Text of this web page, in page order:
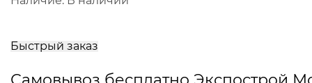
Быстрый заказ